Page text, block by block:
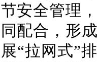
节安全管理
同配合，形
展“拉网式”